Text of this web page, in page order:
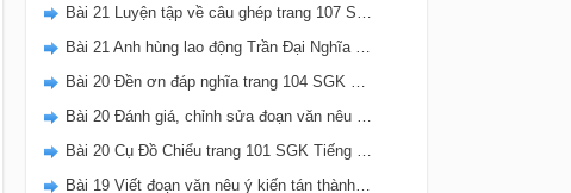
Bài 21 Luyện tập về câu ghép trang 107 SGK Tiếng Việt 5 Kết nối tri thức tập 2
Bài 21 Anh hùng lao động Trần Đại Nghĩa trang 106 SGK Tiếng Việt 5 Kết nối tri thức tập 2
Bài 20 Đền ơn đáp nghĩa trang 104 SGK Tiếng Việt 5 Kết nối tri thức tập 2
Bài 20 Đánh giá, chỉnh sửa đoạn văn nêu ý kiến tán thành một sự vật, hiện tượng trang 103 SGK Tiếng Việt 5 Kết nối tri thức tập 2
Bài 20 Cụ Đồ Chiểu trang 101 SGK Tiếng Việt 5 Kết nối tri thức tập 2
Bài 19 Viết đoạn văn nêu ý kiến tán thành một sự việc, hiện tượng (Bài viết số 1) trang 100 SGK Tiếng Việt 5 Kết nối tri thức tập 2